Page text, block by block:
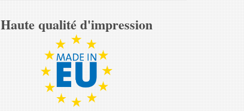
Haute qualité d'impression